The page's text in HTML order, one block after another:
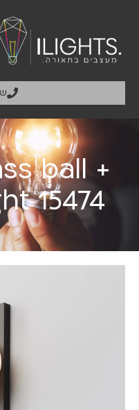
ball +
15474